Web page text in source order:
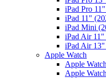
iPad Pro
iPad 11"
iPad Mini
iPad Air
iPad Air
Apple Watch
Apple
Apple